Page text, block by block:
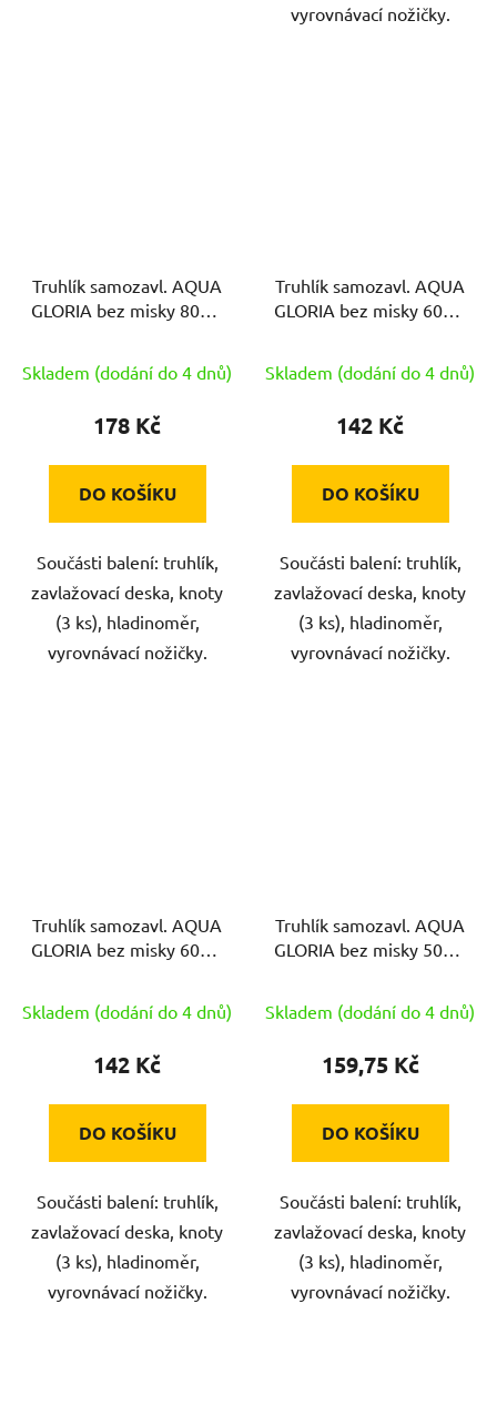
vyrovnávací nožičky.
Truhlík samozavl. AQUA
GLORIA bez misky 80cm
Skladem (dodání do 4 dnů)
178 Kč
DO KOŠÍKU
Součásti balení: truhlík,
zavlažovací deska, knoty
(3 ks), hladinoměr,
vyrovnávací nožičky.
Truhlík samozavl. AQUA
GLORIA bez misky 60cm
Skladem (dodání do 4 dnů)
142 Kč
DO KOŠÍKU
Součásti balení: truhlík,
zavlažovací deska, knoty
(3 ks), hladinoměr,
vyrovnávací nožičky.
Truhlík samozavl. AQUA
GLORIA bez misky 60cm
Skladem (dodání do 4 dnů)
142 Kč
DO KOŠÍKU
Součásti balení: truhlík,
zavlažovací deska, knoty
(3 ks), hladinoměr,
vyrovnávací nožičky.
Truhlík samozavl. AQUA
GLORIA bez misky 50cm
Skladem (dodání do 4 dnů)
159,75 Kč
DO KOŠÍKU
Součásti balení: truhlík,
zavlažovací deska, knoty
(3 ks), hladinoměr,
vyrovnávací nožičky.